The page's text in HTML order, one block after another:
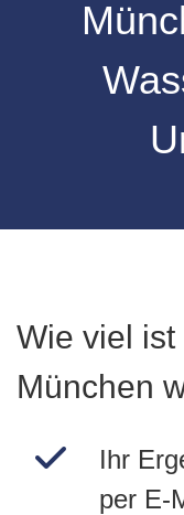
Wie viel
München
Ihr
per E-